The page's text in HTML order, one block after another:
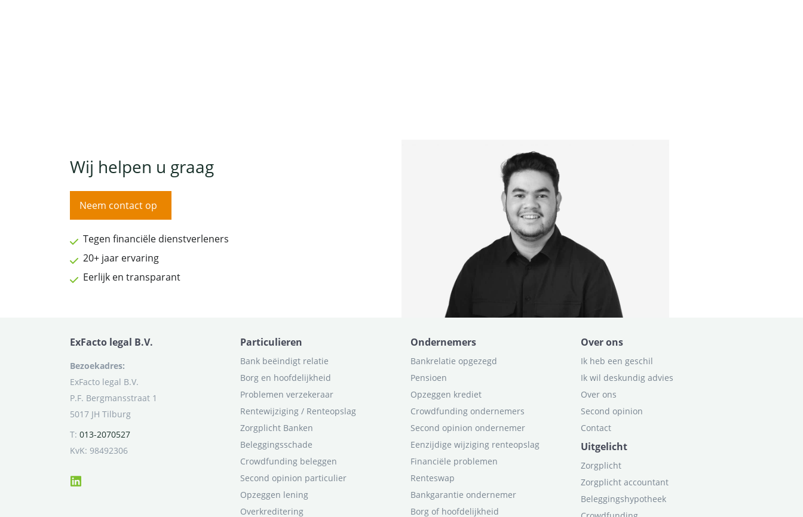
Wij helpen u graag
Neem contact op
Tegen financiële dienstverleners
20+ jaar ervaring
Eerlijk en transparant
ExFacto legal B.V.
Bezoekadres:
ExFacto legal B.V.
P.F. Bergmansstraat 1
5017 JH Tilburg
T: 013-2070527
KvK: 98492306
Particulieren
Bank beëindigt relatie
Borg en hoofdelijkheid
Problemen verzekeraar
Rentewijziging / Renteopslag
Zorgplicht Banken
Beleggingsschade
Crowdfunding beleggen
Second opinion particulier
Opzeggen lening
Overkreditering
Ondernemers
Bankrelatie opgezegd
Pensioen
Opzeggen krediet
Crowdfunding ondernemers
Second opinion ondernemer
Eenzijdige wijziging renteopslag
Financiële problemen
Renteswap
Bankgarantie ondernemer
Borg of hoofdelijkheid
Over ons
Ik heb een geschil
Ik wil deskundig advies
Over ons
Second opinion
Contact
Uitgelicht
Zorgplicht
Zorgplicht accountant
Beleggingshypotheek